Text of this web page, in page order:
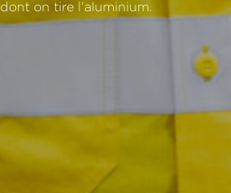
dont on tire l’aluminium.